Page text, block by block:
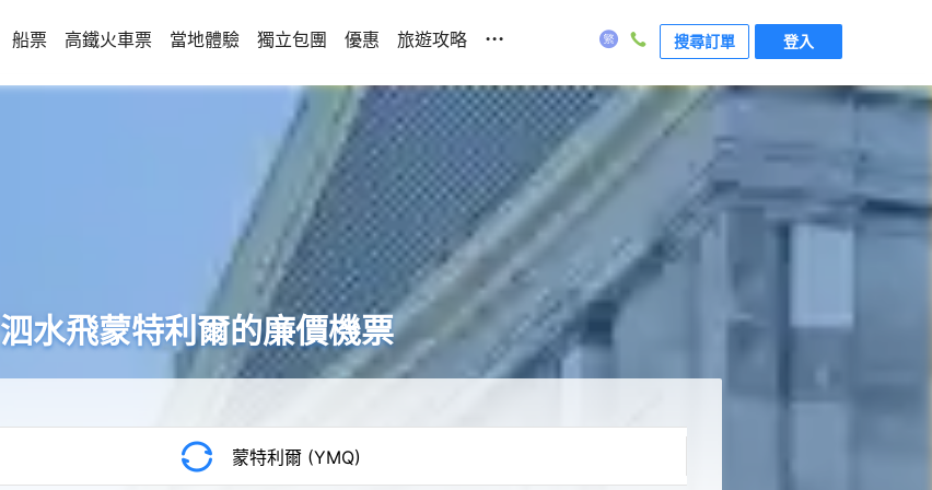
船票 高鐵火車票 當地體驗 獨立包團 優惠 旅遊攻略 ... 搜尋訂單 登入
泗水飛蒙特利爾的廉價機票